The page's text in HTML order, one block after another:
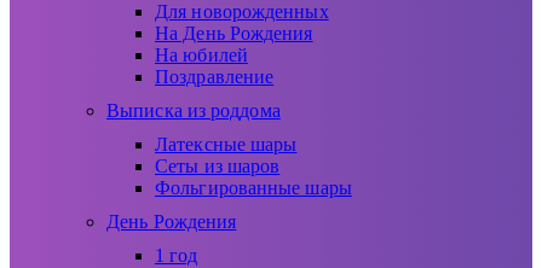
Для новорожденных
На День Рождения
На юбилей
Поздравление
Выписка из роддома
Латексные шары
Сеты из шаров
Фольгированные шары
День Рождения
1 год